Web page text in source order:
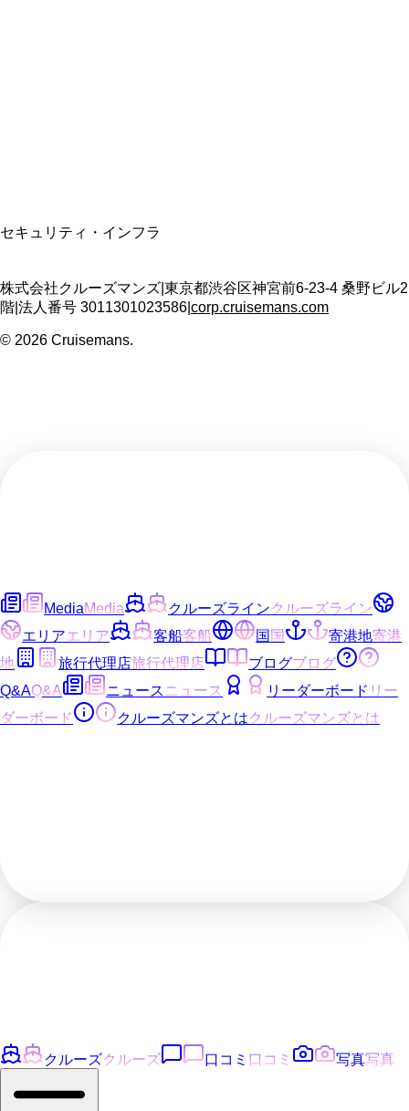
セキュリティ・インフラ
株式会社クルーズマンズ 東京都渋谷区神宮前6-23-4 桑野ビル2
階 法人番号 3011301023586 corp.cruisemans.com
© 2026 Cruisemans.
MediaMedia クルーズラインクルーズライン
エリアエリア 客船客船 国国 寄港地寄港
地
旅行代理店旅行代理店 ブログブログ
Q&AQ&A ニュース ニュース リーダーボード リー
ダーボード
クルーズマンズとはクルーズマンズとは
クルーズクルーズ 口コミ 口コミ 写真写真